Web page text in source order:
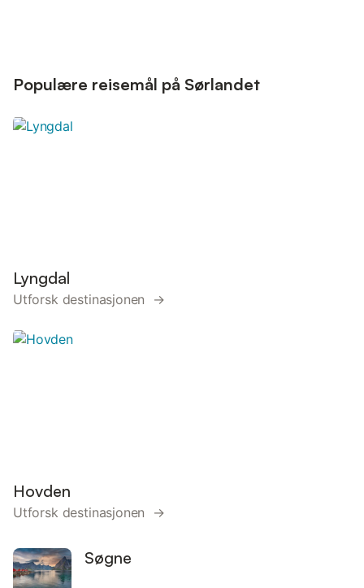
Populære reisemål på Sørlandet
Lyngdal
Utforsk destinasjonen →
Hovden
Utforsk destinasjonen →
Søgne